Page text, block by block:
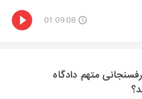
01:09:08
متهم دادگاه